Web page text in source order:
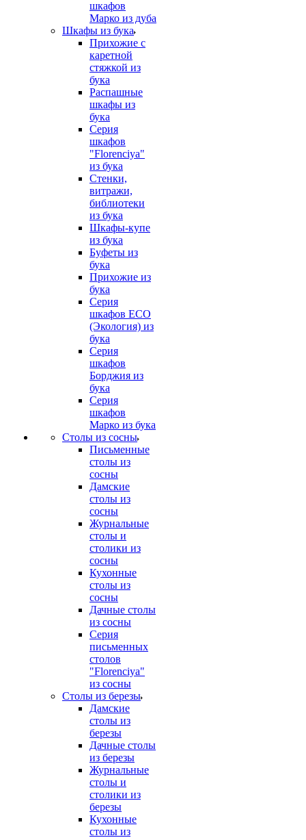
шкафов
Марко из дуба
Шкафы из бука
Прихожие с
каретной
стяжкой из
бука
Распашные
шкафы из
бука
Серия
шкафов
"Florenciya"
из бука
Стенки,
витражи,
библиотеки
из бука
Шкафы-купе
из бука
Буфеты из
бука
Прихожие из
бука
Серия
шкафов ECO
(Экология) из
бука
Серия
шкафов
Борджия из
бука
Серия
шкафов
Марко из бука
Столы из сосны
Письменные
столы из
сосны
Дамские
столы из
сосны
Журнальные
столы и
столики из
сосны
Кухонные
столы из
сосны
Дачные столы
из сосны
Серия
письменных
столов
"Florenciya"
из сосны
Столы из березы
Дамские
столы из
березы
Дачные столы
из березы
Журнальные
столы и
столики из
березы
Кухонные
столы из